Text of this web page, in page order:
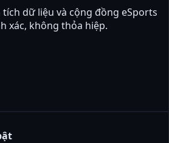
dữ liệu và cộng đồng eSports
xác, không thỏa hiệp.